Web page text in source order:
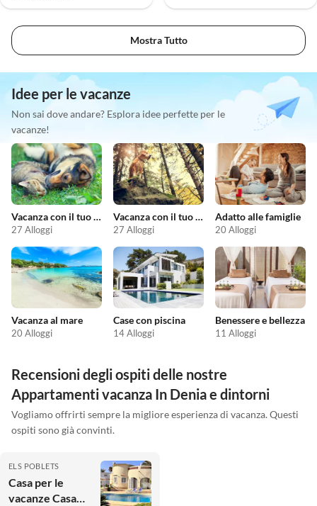
Mostra Tutto
Idee per le vacanze
Non sai dove andare? Esplora idee perfette per le
vacanze!
Vacanza con il tuo animale domestico
27 Alloggi
Vacanza con il tuo cane
27 Alloggi
Adatto alle famiglie
20 Alloggi
Vacanza al mare
20 Alloggi
Case con piscina
14 Alloggi
Benessere e bellezza
11 Alloggi
Recensioni degli ospiti delle nostre
Appartamenti vacanza In Denia e dintorni
Vogliamo offrirti sempre la migliore esperienza di vacanza. Questi
ospiti sono già convinti.
ELS POBLETS
Casa per le
vacanze Casa